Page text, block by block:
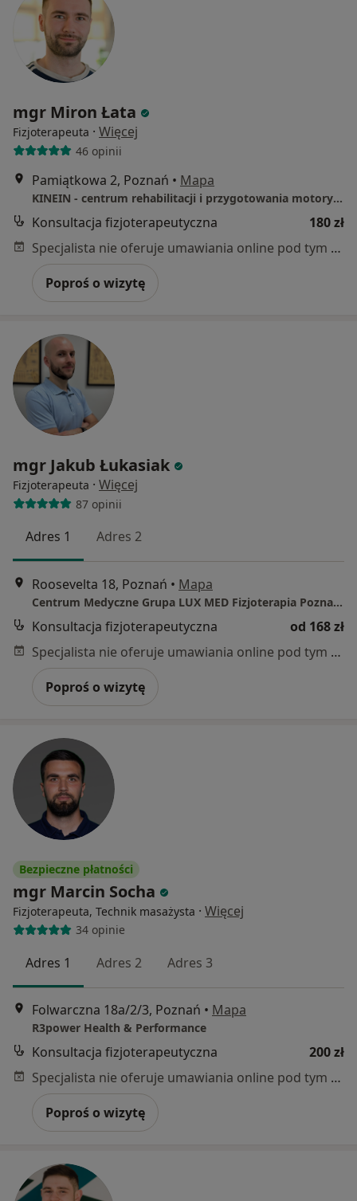
mgr Miron Łata
Fizjoterapeuta · Więcej
46 opinii
Pamiątkowa 2, Poznań • Mapa
KINEIN - centrum rehabilitacji i przygotowania motorycznego
Konsultacja fizjoterapeutyczna
180 zł
Specjalista nie oferuje umawiania online pod tym adresem.
Poproś o wizytę
mgr Jakub Łukasiak
Fizjoterapeuta · Więcej
87 opinii
Adres 1 Adres 2
Roosevelta 18, Poznań • Mapa
Centrum Medyczne Grupa LUX MED Fizjoterapia Poznań - Roosevelta 18
Konsultacja fizjoterapeutyczna
od 168 zł
Specjalista nie oferuje umawiania online pod tym adresem.
Poproś o wizytę
Bezpieczne płatności
mgr Marcin Socha
Fizjoterapeuta, Technik masażysta · Więcej
34 opinie
Adres 1 Adres 2 Adres 3
Folwarczna 18a/2/3, Poznań • Mapa
R3power Health & Performance
Konsultacja fizjoterapeutyczna
200 zł
Specjalista nie oferuje umawiania online pod tym adresem.
Poproś o wizytę